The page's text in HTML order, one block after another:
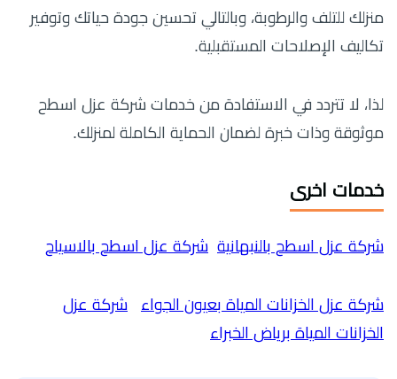
منزلك للتلف والرطوبة، وبالتالي تحسين جودة حياتك وتوفير
تكاليف الإصلاحات المستقبلية.
لذا، لا تتردد في الاستفادة من خدمات شركة عزل اسطح
موثوقة وذات خبرة لضمان الحماية الكاملة لمنزلك.
خدمات اخرى
شركة عزل اسطح بالنبهانية شركة عزل اسطح بالاسياح
شركة عزل الخزانات المياة بعيون الجواء
شركة عزل
الخزانات المياة برياض الخبراء